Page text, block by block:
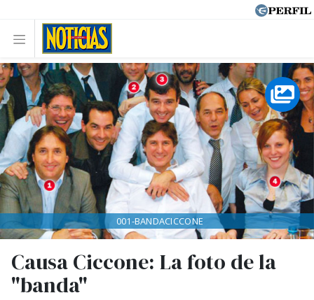
Causa Ciccone: La foto de la
"banda"
001-BANDACICCONE